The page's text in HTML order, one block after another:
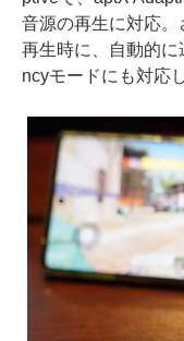
音源の再生に対応
再生時に、自動的
ncyモードにも対応